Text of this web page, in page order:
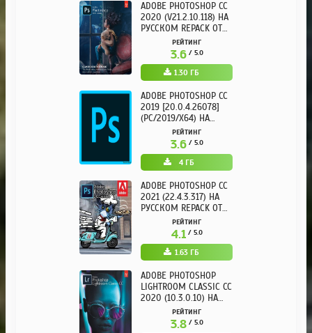
ADOBE PHOTOSHOP CC
2020 (V21.2.10.118) НА
РУССКОМ REPACK ОТ
KPOJIUKРЕЙТИНГ
3.6/ 5.0
1.30 ГБ
ADOBE PHOTOSHOP CC
2019 [20.0.4.26078]
(PC/2019/X64) НА
РУССКОМРЕЙТИНГ
3.6/ 5.0
4 ГБ
ADOBE PHOTOSHOP CC
2021 (22.4.3.317) НА
РУССКОМ REPACK ОТ
KPOJIUKРЕЙТИНГ
4.1 / 5.0
1.63 ГБ
ADOBE PHOTOSHOP
LIGHTROOM CLASSIC CC
2020 (10.3.0.10) НА
РУССКОМ REPACK ОТ
KPOJIUK
РЕЙТИНГ
3.8 / 5.0